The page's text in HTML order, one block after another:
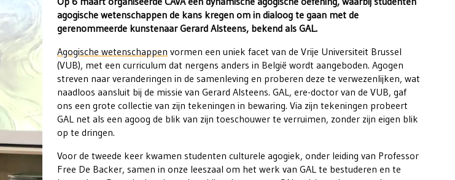
agogische wetenschappen de kans kregen om in dialoog te gaan met de
gerenommeerde kunstenaar Gerard Alsteens, bekend als GAL.
Agogische wetenschappen vormen een uniek facet van de Vrije Universiteit Brussel
(VUB), met een curriculum dat nergens anders in België wordt aangeboden. Agogen
streven naar veranderingen in de samenleving en proberen deze te verwezenlijken, wat
naadloos aansluit bij de missie van Gerard Alsteens. GAL, ere-doctor van de VUB, gaf
ons een grote collectie van zijn tekeningen in bewaring. Via zijn tekeningen probeert
GAL net als een agoog de blik van zijn toeschouwer te verruimen, zonder zijn eigen blik
op te dringen.
Voor de tweede keer kwamen studenten culturele agogiek, onder leiding van Professor
Free De Backer, samen in onze leeszaal om het werk van GAL te bestuderen en te